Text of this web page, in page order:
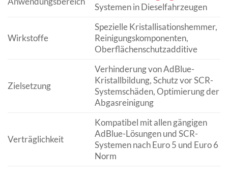
Systemen in Dieselfahrzeugen
Wirkstoffe
Spezielle Kristallisationshemmer,
Reinigungskomponenten,
Oberflächenschutzadditive
Zielsetzung
Verhinderung von AdBlue-
Kristallbildung, Schutz vor SCR-
Systemschäden, Optimierung der
Abgasreinigung
Verträglichkeit
Kompatibel mit allen gängigen
AdBlue-Lösungen und SCR-
Systemen nach Euro 5 und Euro 6
Norm